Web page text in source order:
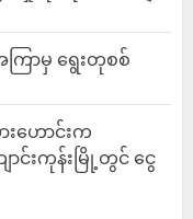
ြာမှ ရွေးတုစစ်
ဟောင်းက
ာင်းကုန်းမြို့တွင် ငွေ